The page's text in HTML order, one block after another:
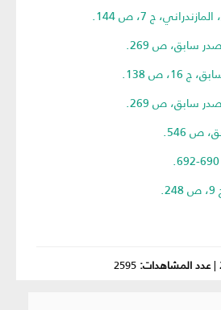
|عدد المشاهدات: 2595